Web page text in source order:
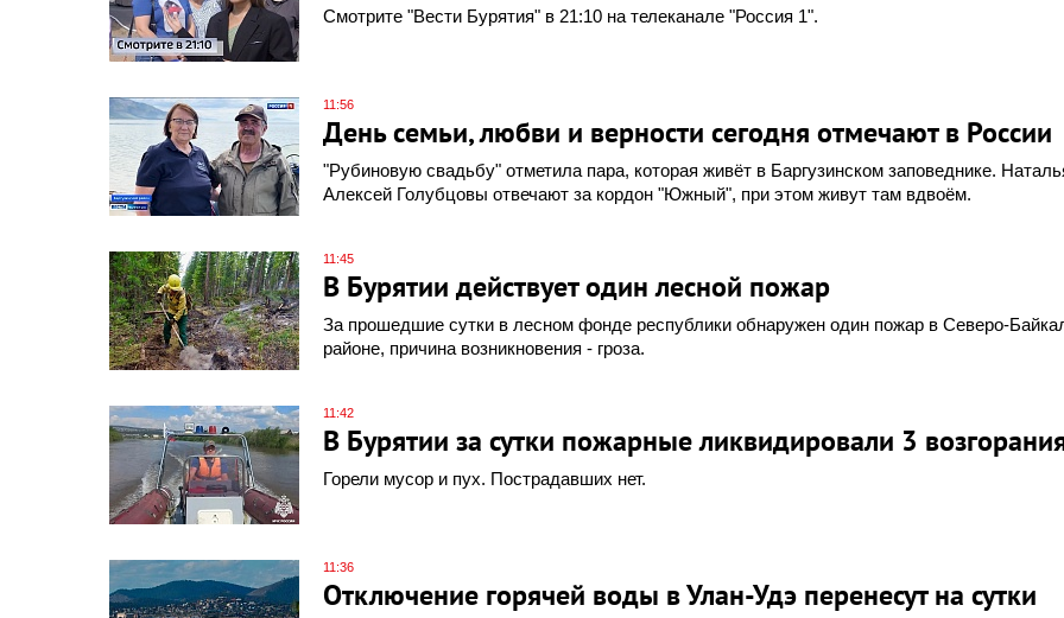
Смотрите "Вести Бурятия" в 21:10 на телеканале "Россия 1".
11:56
День семьи, любви и верности сегодня отмечают в России
"Рубиновую свадьбу" отметила пара, которая живёт в Баргузинском заповеднике.
Алексей Голубцовы отвечают за кордон "Южный", при этом живут там вдвоём.
11:45
В Бурятии действует один лесной пожар
За прошедшие сутки в лесном фонде республики обнаружен один пожар в Северо-
районе, причина возникновения - гроза.
11:42
В Бурятии за сутки пожарные ликвидировали 3
Горели мусор и пух. Пострадавших нет.
11:36
Отключение горячей воды в Улан-Удэ перенесут на сутки